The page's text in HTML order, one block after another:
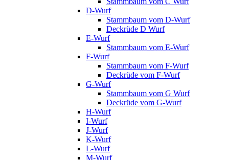
D-Wurf
Stammbaum vom D-Wurf
Deckrüde D Wurf
E-Wurf
Stammbaum vom E-Wurf
F-Wurf
Stammbaum vom F-Wurf
Deckrüde vom F-Wurf
G-Wurf
Stammbaum vom G Wurf
Deckrüde vom G-Wurf
H-Wurf
I-Wurf
J-Wurf
K-Wurf
L-Wurf
M-Wurf